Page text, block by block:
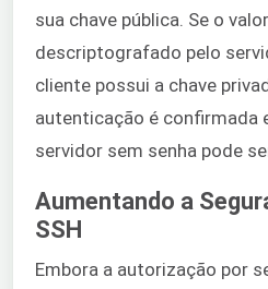
sua chave pública. Se o
descriptografado pelo
cliente possui a chave
autenticação é confirmada
servidor sem senha pode
Aumentando a
SSH
Embora a autorização por